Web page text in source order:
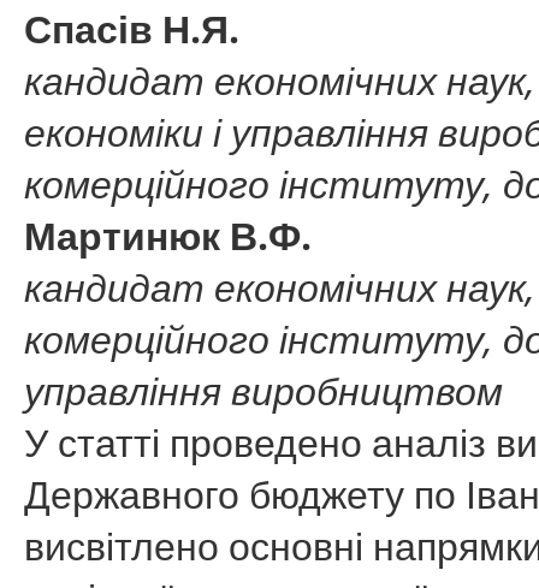
Спасів Н.Я.
кандидат економічних
економіки і управління
комерційного інституту,
Мартинюк В.Ф.
кандидат економічних
комерційного інституту,
управління виробництвом
У статті проведено аналіз
Державного бюджету по
висвітлено основні